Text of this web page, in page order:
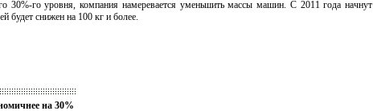
30%-го уровня, компания намеревается уменьшить массы машин. С 2011 года начнут
будет снижен на 100 кг и более.
на 30%